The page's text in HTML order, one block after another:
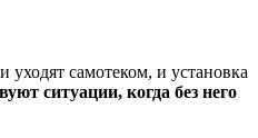
самотеком, и установка
ситуации, когда без него